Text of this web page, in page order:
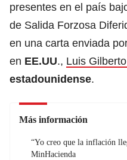
presentes en el país
de Salida Forzosa
en una carta enviada
en EE.UU., Luis
estadounidense.
Más información
“Yo creo que la inflación
MinHacienda